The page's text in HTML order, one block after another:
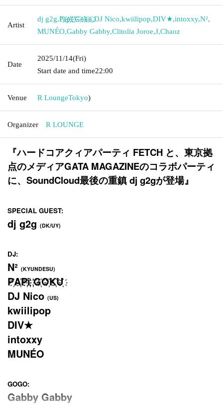
Artist
dj g2g,P҉a҉p҉i҉ ҉G҉o҉k҉u҉,DJ Nico,kwiilipop,DIV★,intoxxy,N²,
MUNÉO,Gabby Gabby,Clitolia Joroe,J,Chaoz
Date
2025/11/14(Fri)
Start date and time22:00
Venue R LoungeTokyo)
Organizer R LOUNGE
『ハードコアクィアパーティ FETCH と、東京拠
点のメディアGATA MAGAZINEのコラボパーティ
に、 SoundCloud最後の重鎮 dj g2gが登場』
SPECIAL GUEST:
dj g2g (DK/UY)
DJ:
N² (KYUNDESU)
PAPi GOKU
DJ Nico (US)
kwiilipop
DIV★
intoxxy
MUNÉO
GOGO:
Gabby Gabby